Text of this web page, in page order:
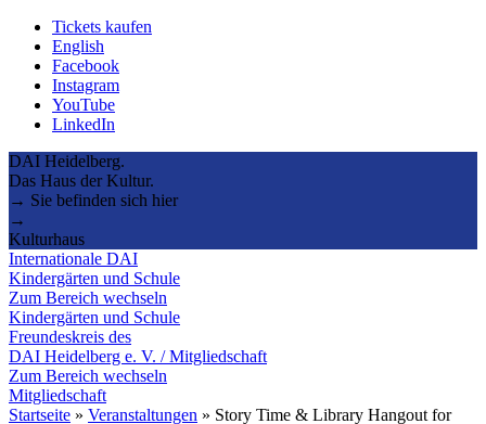
Tickets kaufen
English
Facebook
Instagram
YouTube
LinkedIn
DAI Heidelberg.
Das Haus der Kultur.
→ Sie befinden sich hier
→
Kulturhaus
Internationale DAI
Kindergärten und Schule
Zum Bereich wechseln
Kindergärten und Schule
Freundeskreis des
DAI Heidelberg e. V. / Mitgliedschaft
Zum Bereich wechseln
Mitgliedschaft
Startseite » Veranstaltungen » Story Time & Library Hangout for